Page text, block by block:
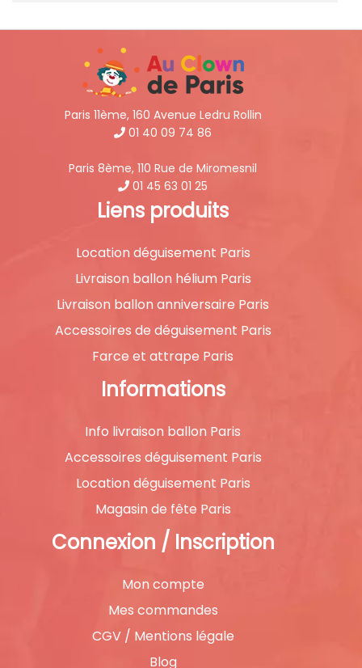
Paris 11ème, 160 Avenue Ledru Rollin
01 40 09 74 86
Paris 8ème, 110 Rue de Miromesnil
01 45 63 01 25
Liens produits
Location déguisement Paris
Livraison ballon hélium Paris
Livraison ballon anniversaire Paris
Accessoires de déguisement Paris
Farce et attrape Paris
Informations
Info livraison ballon Paris
Accessoires déguisement Paris
Location déguisement Paris
Magasin de fête Paris
Connexion / Inscription
Mon compte
Mes commandes
CGV / Mentions légale
Blog